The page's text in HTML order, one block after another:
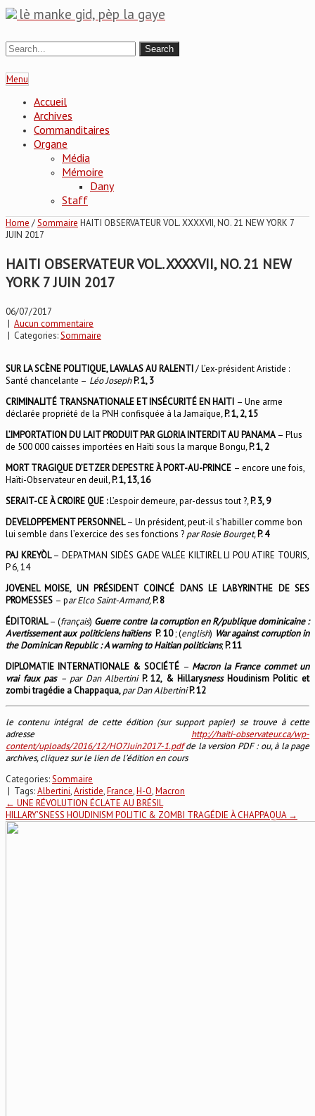
lè manke gid, pèp la gaye
Menu
Accueil
Archives
Commanditaires
Organe
Média
Mémoire
Dany
Staff
Home /Sommaire HAITI OBSERVATEUR VOL. XXXXVII, NO. 21 NEW YORK 7
JUIN 2017
HAITI OBSERVATEUR VOL. XXXXVII, NO. 21 NEW
YORK 7 JUIN 2017
06/07/2017
| Aucun commentaire
| Categories:Sommaire
SUR LA SCÈNE POLITIQUE, LAVALAS AU RALENTI/ L’ex-président Aristide :
Santé chancelante – Léo JosephP. 1, 3
CRIMINALITÉ TRANSNATIONALE ET INSÉCURITÉ EN HAITI – Une arme
déclarée propriété de la PNH confisquée à la Jamaïque,P. 1, 2, 15
L’IMPORTATION DU LAIT PRODUIT PAR GLORIA INTERDIT AU PANAMA – Plus
de 500 000 caisses importées en Haïti sous la marque Bongu,P. 1, 2
MORT TRAGIQUE D’ETZER DEPESTRE À PORT-AU-PRINCE – encore une fois,
Haïti-Observateur en deuil,P. 1, 13, 16
SERAIT-CE À CROIRE QUE :L’espoir demeure, par-dessus tout ?,P. 3, 9
DEVELOPPEMENT PERSONNEL– Un président, peut-il s’habiller comme bon
lui semble dans l’exercice des ses fonctions ? par Rosie Bourget,P. 4
PAJ KREYÒL– DEPATMAN SIDÈS GADE VALÉE KILTIRÈL LI POU ATIRE TOURIS,
P 6, 14
JOVENEL MOISE, UN PRÉSIDENT COINCÉ DANS LE LABYRINTHE DE SES
PROMESSES – par Elco Saint-Armand,P. 8
ÉDITORIAL– (français) Guerre contre la corruption en R/publique dominicaine :
Avertissement aux politiciens haïtiens P. 10; (english) War against corruption in
the Dominican Republic : A warning to Haitian politicians; P. 11
DIPLOMATIE INTERNATIONALE & SOCIÉTÉ – Macron la France commet un
vrai faux pas – par Dan Albertini P. 12, & HillarysnessHoudinism Politic et
zombi tragédie a Chappaqua,par Dan AlbertiniP. 12
le contenu intégral de cette édition (sur support papier) se trouve à cette
adresse http://haiti-observateur.ca/wp-
content/uploads/2016/12/HO7Juin2017-1.pdfde la version PDF : ou, à la page
archives, cliquez sur le lien de l’édition en cours
Categories:Sommaire
| Tags:Albertini,Aristide,France,H-O,Macron
Post
← UNE RÉVOLUTION ÉCLATE AU BRÉSIL
HILLARY’SNESS HOUDINISM POLITIC & ZOMBI TRAGÉDIE À CHAPPAQUA →